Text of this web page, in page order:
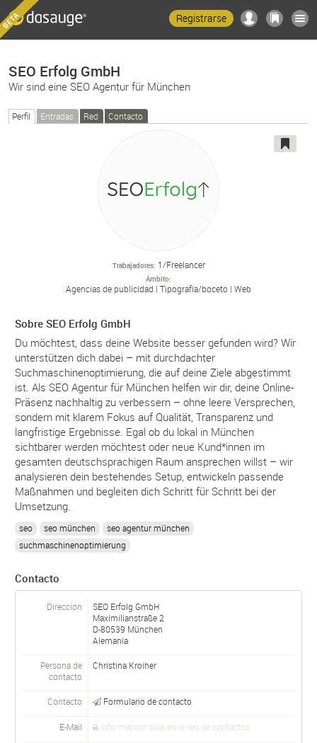
Registrarse
SEO Erfolg GmbH
Wir sind eine SEO Agentur für München
Perfil Entradas Red Contacto
Trabajadores 1/Freelancer
Ámbito
Agencias de publicidad Tipografía/boceto Web
Sobre SEO Erfolg GmbH
Du möchtest, dass deine Website besser gefunden wird? Wir
unterstützen dich dabei – mit durchdachter
Suchmaschinenoptimierung, die auf deine Ziele abgestimmt
ist. Als SEO Agentur für München helfen wir dir, deine Online-
Präsenz nachhaltig zu verbessern – ohne leere Versprechen,
sondern mit klarem Fokus auf Qualität, Transparenz und
langfristige Ergebnisse. Egal ob du lokal in München
sichtbarer werden möchtest oder neue Kund*innen im
gesamten deutschsprachigen Raum ansprechen willst – wir
analysieren dein bestehendes Setup, entwickeln passende
Maßnahmen und begleiten dich Schritt für Schritt bei der
Umsetzung.
seo seo münchen
seo agentur münchen
suchmaschinenoptimierung
Contacto
Dirección
SEO Erfolg GmbH
Maximilianstraße 2
D-80539 München
Alemania
Persona de
contacto
Christina Kroiher
Contacto Formulario de contacto
E-Mail Información sólo en la red de contactos